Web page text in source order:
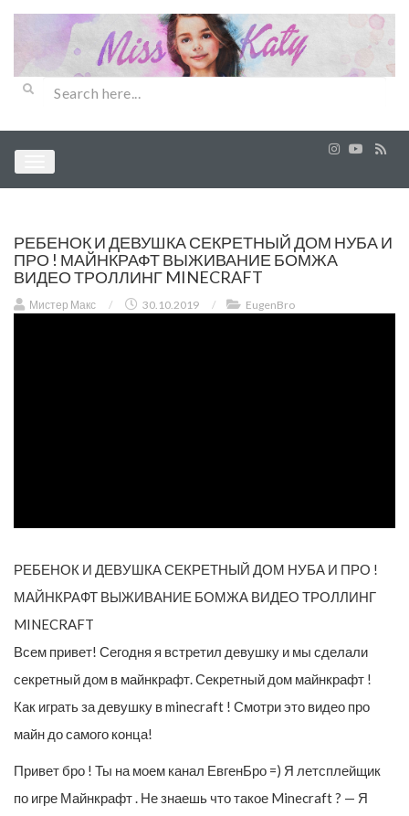
РЕБЕНОК И ДЕВУШКА СЕКРЕТНЫЙ ДОМ НУБА И
ПРО ! МАЙНКРАФТ ВЫЖИВАНИЕ БОМЖА
ВИДЕО ТРОЛЛИНГ MINECRAFT
Мистер Макс / 30.10.2019 / EugenBro
РЕБЕНОК И ДЕВУШКА СЕКРЕТНЫЙ ДОМ НУБА И ПРО !
МАЙНКРАФТ ВЫЖИВАНИЕ БОМЖА ВИДЕО ТРОЛЛИНГ
MINECRAFT
Всем привет! Сегодня я встретил девушку и мы сделали
секретный дом в майнкрафт. Секретный дом майнкрафт !
Как играть за девушку в minecraft ! Смотри это видео про
майн до самого конца!
Привет бро ! Ты на моем канал ЕвгенБро =) Я летсплейщик
по игре Майнкрафт . Не знаешь что такое Minecraft ? — Я